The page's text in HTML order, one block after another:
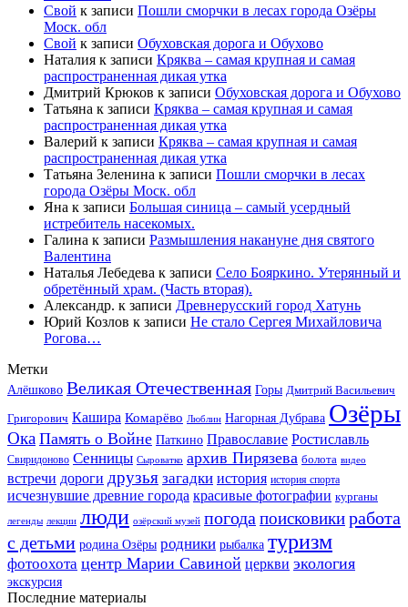
Свой к записи Пошли сморчки в лесах города Озёры
Моск. обл
Свой к записи Обуховская дорога и Обухово
Наталия к записи Кряква – самая крупная и самая
распространенная дикая утка
Дмитрий Крюков к записи Обуховская дорога и Обухово
Татьяна к записи Кряква – самая крупная и самая
распространенная дикая утка
Валерий к записи Кряква – самая крупная и самая
распространенная дикая утка
Татьяна Зеленина к записи Пошли сморчки в лесах
города Озёры Моск. обл
Яна к записи Большая синица – самый усердный
истребитель насекомых.
Галина к записи Размышления накануне дня святого
Валентина
Наталья Лебедева к записи Село Бояркино. Утерянный и
обретённый храм. (Часть вторая).
Александр. к записи Древнерусский город Хатунь
Юрий Козлов к записи Не стало Сергея Михайловича
Рогова…
Метки
Алёшково Великая Отечественная Горы Дмитрий Васильевич
Григорович Кашира Комарёво Люблин Нагорная Дубрава Озёры
Ока Память о Войне Паткино Православие Ростиславль
Свиридоново Сенницы Сыроватко архив Пирязева болота видео
встречи дороги друзья загадки история история спорта
исчезнувшие древние города красивые фотографии курганы
легенды лекции люди озёрский музей погодапоисковикиработа
с детьми родина Озёры родники рыбалка туризм
фотоохота центр Марии Савиной церкви экология
экскурсия
Последние материалы